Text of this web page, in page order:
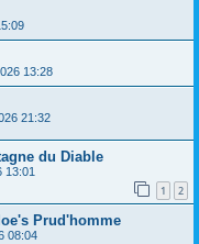
13:28
21:32
du Diable
13:01
1 2
Prud'homme
08:04